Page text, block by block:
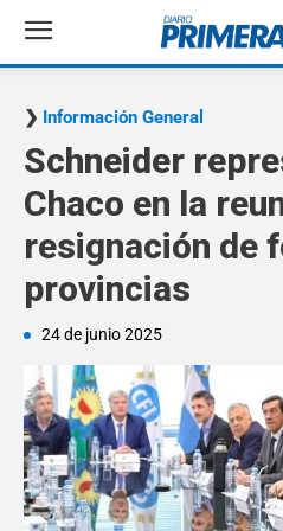
Información General
Schneider
Chaco en la
resignación de
provincias
24 de junio 2025